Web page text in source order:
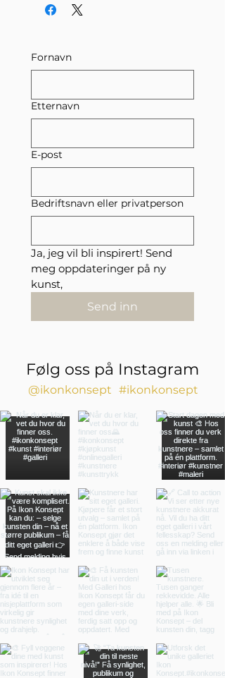
Fornavn
Etternavn
E-post
Bedriftsnavn eller privatperson
Ja, jeg vil bli inspirert! Send
meg oppdateringer på ny
kunst,
Send inn
Følg oss på Instagram
#ikonkonsept
@ikonkonsept